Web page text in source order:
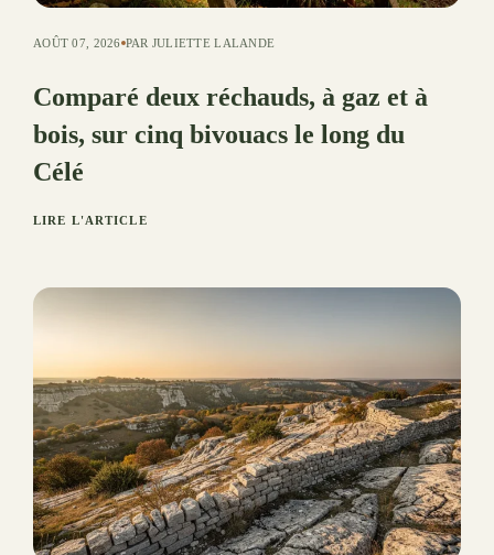
AOÛT 07, 2026 PAR JULIETTE LALANDE
Comparé deux réchauds, à gaz et à
bois, sur cinq bivouacs le long du
Célé
LIRE L'ARTICLE